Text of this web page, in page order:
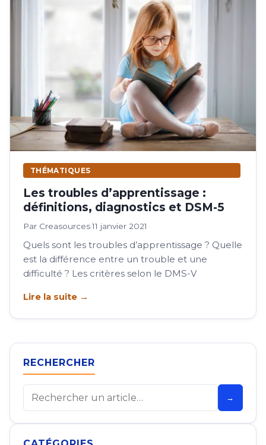
THÉMATIQUES
Les troubles d’apprentissage :
définitions, diagnostics et DSM-5
Par Creasources·11 janvier 2021
Quels sont les troubles d’apprentissage ? Quelle
est la différence entre un trouble et une
difficulté ? Les critères selon le DMS-V
Lire la suite →
RECHERCHER
Rechercher
→